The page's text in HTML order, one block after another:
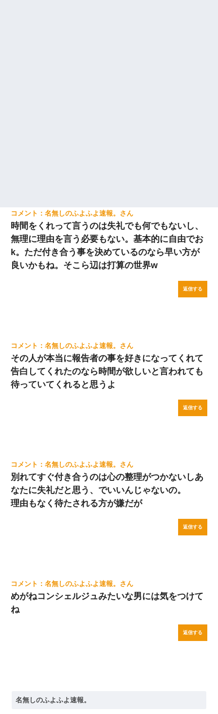
名無しのふよふよ速報。
時間をくれって言うのは失礼でも何でもないし、
無理に理由を言う必要もない。基本的に自由でお
k。ただ付き合う事を決めているのなら早い方が
良いかもね。そこら辺は打算の世界w
返信する
名無しのふよふよ速報。
その人が本当に報告者の事を好きになってくれて
告白してくれたのなら時間が欲しいと言われても
待っていてくれると思うよ
返信する
名無しのふよふよ速報。
別れてすぐ付き合うのは心の整理がつかないしあ
なたに失礼だと思う、でいいんじゃないの。
理由もなく待たされる方が嫌だが
返信する
名無しのふよふよ速報。
めがねコンシェルジュみたいな男には気をつけて
ね
返信する